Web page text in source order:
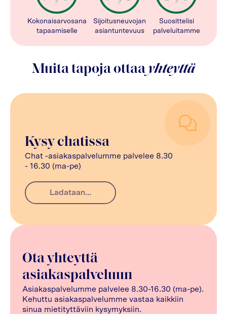
Kokonaisarvosana
tapaamiselle
Sijoitusneuvojan
asiantuntevuus
Suosittelisi
palveluitamme
Muita tapoja ottaayhteyttä
Ota yhteyttä
asiakaspalveluun
Asiakaspalvelumme palvelee 8.30-16.30 (ma-pe).
Kehuttu asiakaspalvelumme vastaa kaikkiin
sinua mietityttäviin kysymyksiin.
Kysy chatissa
Chat -asiakaspalvelumme palvelee 8.30
- 16.30 (ma-pe)
Ladataan...